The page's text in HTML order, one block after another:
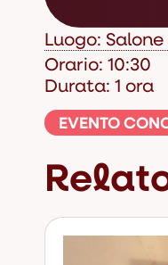
Luogo:
Orario: 10:30
Durata: 1 ora
EVENTO